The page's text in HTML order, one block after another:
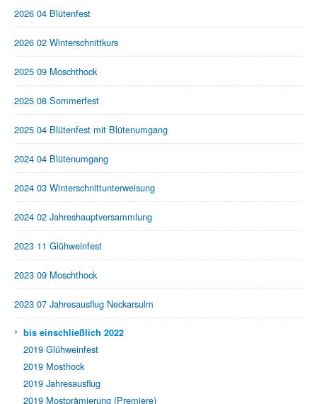
2026 04 Blütenfest
2026 02 Winterschnittkurs
2025 09 Moschthock
2025 08 Sommerfest
2025 04 Blütenfest mit Blütenumgang
2024 04 Blütenumgang
2024 03 Winterschnittunterweisung
2024 02 Jahreshauptversammlung
2023 11 Glühweinfest
2023 09 Moschthock
2023 07 Jahresausflug Neckarsulm
› bis einschließlich 2022
2019 Glühweinfest
2019 Mosthock
2019 Jahresausflug
2019 Mostprämierung (Premiere)